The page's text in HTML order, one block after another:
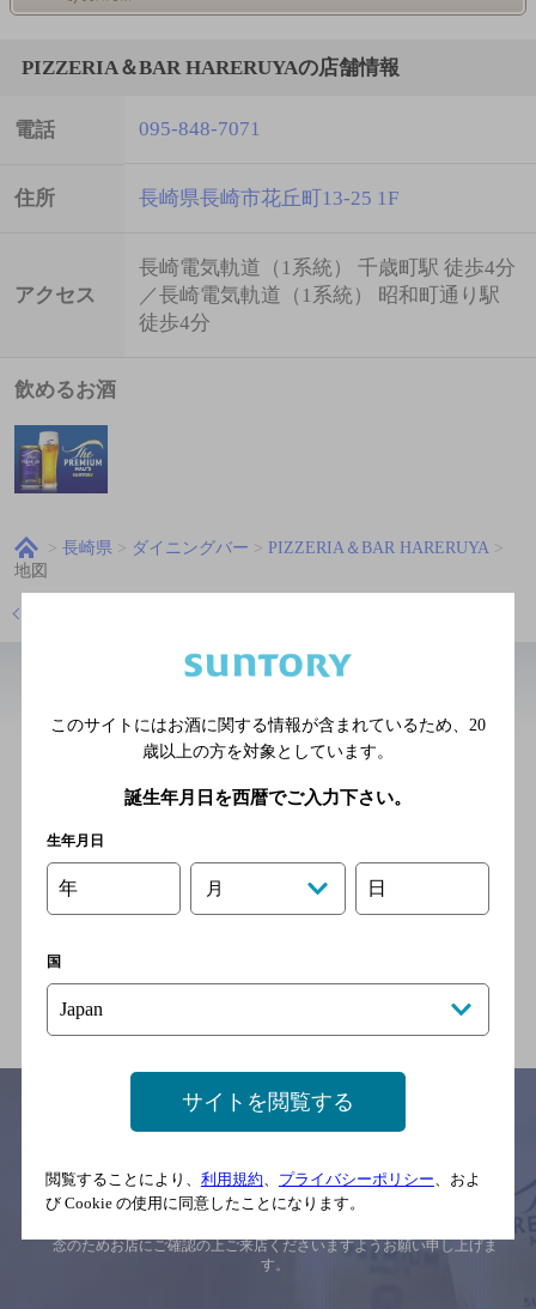
PIZZERIA＆BAR HARERUYAの店舗情報
電話 095-848-7071
住所 長崎県長崎市花丘町13-25 1F
アクセス
長崎電気軌道（1系統） 千歳町駅 徒歩4分
／長崎電気軌道（1系統） 昭和町通り駅
徒歩4分
飲めるお酒
長崎県 ダイニングバー
PIZZERIA＆BAR HARERUYA
地図
近辺のバー
ａｎｄ’ｓ 花丘店
[ダイニングバー]
長崎電軌１号系統 昭和町通
駅／長崎電軌３号系統 昭和
駅
サイトマップ ご意見・ご感想 利用規約
※それぞれのお店のメニューや営業時間などの掲載情報については、
念のためお店にご確認の上ご来店くださいますようお願い申し上げま
す。
このサイトにはお酒に関する情報が含まれているため、 20
歳以上の方を対象としています。
誕生年月日を西暦でご入力下さい。
生年月日
年 月 日
国
サイトを閲覧する
閲覧することにより、 利用規約、 プライバシーポリシー、およ
び Cookie の使用に同意したことになります。